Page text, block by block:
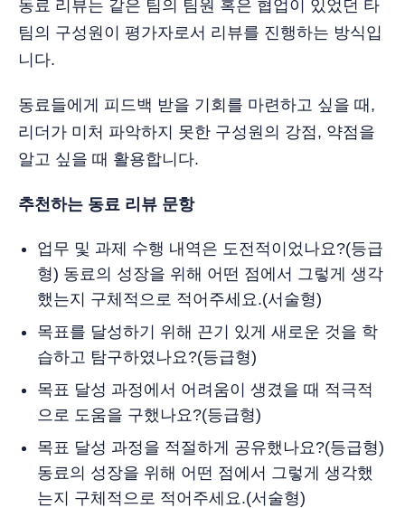
동료 리뷰는 같은 팀의 팀원 혹은 협업이 있었던 타
팀의 구성원이 평가자로서 리뷰를 진행하는 방식입
니다.
동료들에게 피드백 받을 기회를 마련하고 싶을 때,
리더가 미처 파악하지 못한 구성원의 강점, 약점을
알고 싶을 때 활용합니다.
추천하는 동료 리뷰 문항
업무 및 과제 수행 내역은 도전적이었나요?(등급
형) 동료의 성장을 위해 어떤 점에서 그렇게 생각
했는지 구체적으로 적어주세요.(서술형)
목표를 달성하기 위해 끈기 있게 새로운 것을 학
습하고 탐구하였나요?(등급형)
목표 달성 과정에서 어려움이 생겼을 때 적극적
으로 도움을 구했나요?(등급형)
목표 달성 과정을 적절하게 공유했나요?(등급형)
동료의 성장을 위해 어떤 점에서 그렇게 생각했
는지 구체적으로 적어주세요.(서술형)